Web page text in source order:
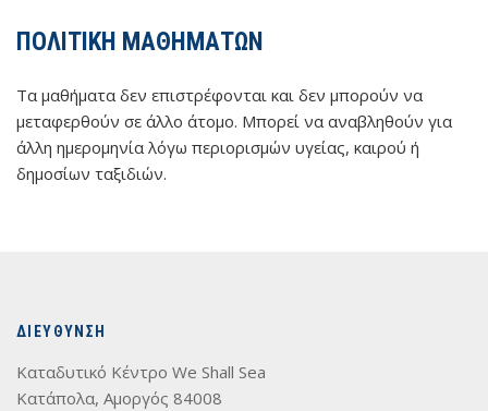
ΠΟΛΙΤΙΚΗ ΜΑΘΗΜΑΤΩΝ
Τα μαθήματα δεν επιστρέφονται και δεν μπορούν να
μεταφερθούν σε άλλο άτομο. Μπορεί να αναβληθούν για
άλλη ημερομηνία λόγω περιορισμών υγείας, καιρού ή
δημοσίων ταξιδιών.
ΔΙΕΥΘΥΝΣΗ
Καταδυτικό Κέντρο We Shall Sea
Κατάπολα, Αμοργός 84008